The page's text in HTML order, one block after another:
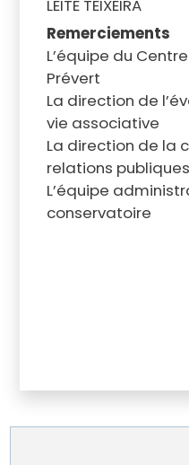
LEITE TEIXEIRA
Remerciements
L’équipe du
Prévert
La direction de
vie associative
La direction de la
relations publiques
L’équipe
conservatoire